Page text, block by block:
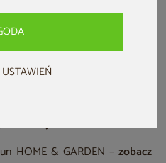
ciepło, infrared delikatnie
to, co najlepsze z obu
parametry jak m.in.:
czy Wi-Fi).
HOME & GARDEN – zobacz